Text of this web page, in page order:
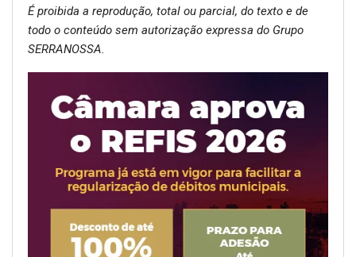
É proibida a reprodução, total ou parcial, do texto e de
todo o conteúdo sem autorização expressa do Grupo
SERRANOSSA.